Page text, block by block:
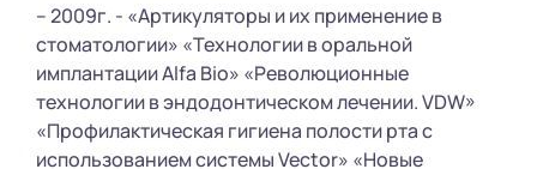
– 2009г. - «Артикуляторы и их применение в
стоматологии» «Технологии в оральной
имплантации Alfa Bio» «Революционные
технологии в эндодонтическом лечении. VDW»
«Профилактическая гигиена полости рта с
использованием системы Vector» «Новые